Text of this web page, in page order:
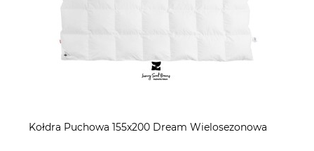
Kołdra Puchowa 155x200 Dream Wielosezonowa